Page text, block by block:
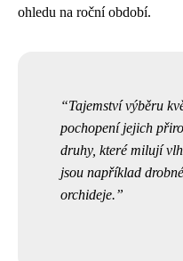
ohledu na roční období.
Tajemství výběru
pochopení jejich
druhy, které milují
jsou například
orchideje.